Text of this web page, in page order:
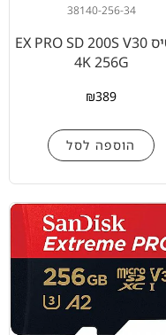
38140-256-34
כרטיס EX PRO SD 200S V30
4K 256G
₪389
הוספה לסל